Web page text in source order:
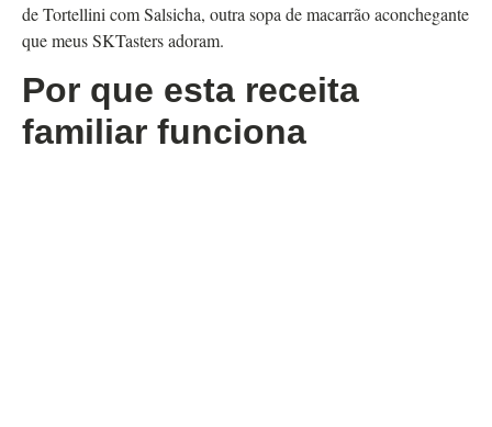
de Tortellini com Salsicha, outra sopa de macarrão aconchegante
que meus SKTasters adoram.
Por que esta receita
familiar funciona